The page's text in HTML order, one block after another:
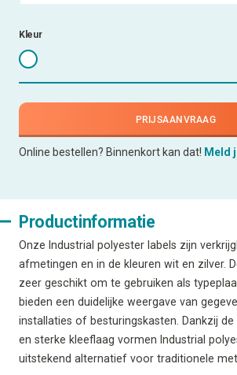
Kleur
PRIJSAANVRAAG
Online bestellen? Binnenkort kan dat! Meld
Productinformatie
Onze Industrial polyester labels zijn
afmetingen en in de kleuren wit en zilver.
zeer geschikt om te gebruiken als
bieden een duidelijke weergave van
installaties of besturingskasten. Dankzij
en sterke kleeflaag vormen Industrial
uitstekend alternatief voor traditionele